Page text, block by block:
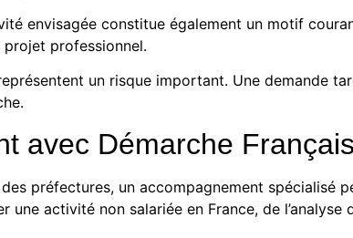
envisagée constitue également un motif
professionnel.
un risque important. Une demande
avec Démarche
préfectures, un accompagnement spécialisé
activité non salariée en France, de l’analyse